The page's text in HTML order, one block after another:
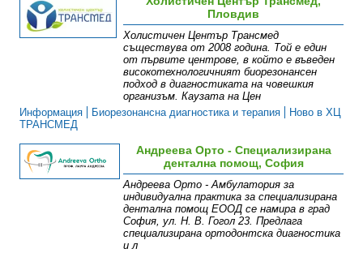
Пловдив
Холистичен Център Трансмед
съществува от 2008 година. Той е един
от първите центрове, в който е въведен
високотехнологичният биорезонансен
подход в диагностиката на човешкия
организъм. Каузата на Цен
Информация
Биорезонансна диагностика и терапия
Ново в ХЦ
ТРАНСМЕД
Андреева Орто - Специализирана
дентална помощ, София
Андреева Орто - Амбулатория за
индивидуална практика за специализирана
дентална помощ ЕООД се намира в град
София, ул. Н. В. Гогол 23. Предлага
специализирана ортодонтска диагностика
и л